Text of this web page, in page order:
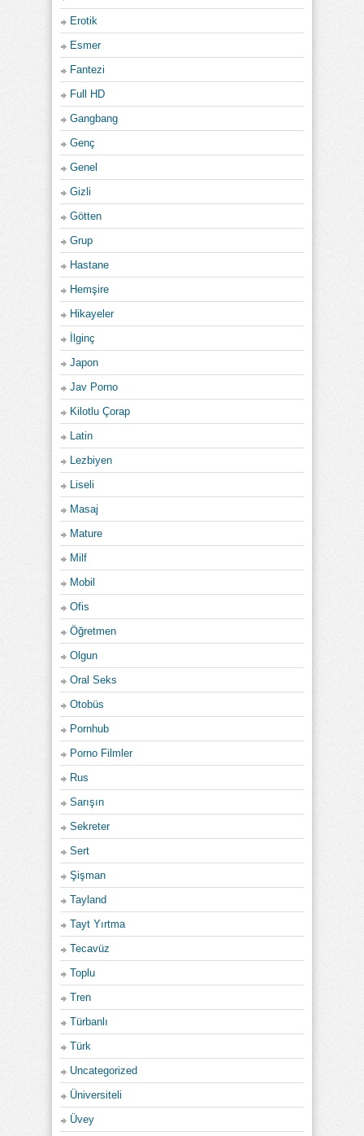
Erotik
Esmer
Fantezi
Full HD
Gangbang
Genç
Genel
Gizli
Götten
Grup
Hastane
Hemşire
Hikayeler
İlginç
Japon
Jav Porno
Kilotlu Çorap
Latin
Lezbiyen
Liseli
Masaj
Mature
Milf
Mobil
Ofis
Öğretmen
Olgun
Oral Seks
Otobüs
Pornhub
Porno Filmler
Rus
Sarışın
Sekreter
Sert
Şişman
Tayland
Tayt Yırtma
Tecavüz
Toplu
Tren
Türbanlı
Türk
Uncategorized
Üniversiteli
Üvey